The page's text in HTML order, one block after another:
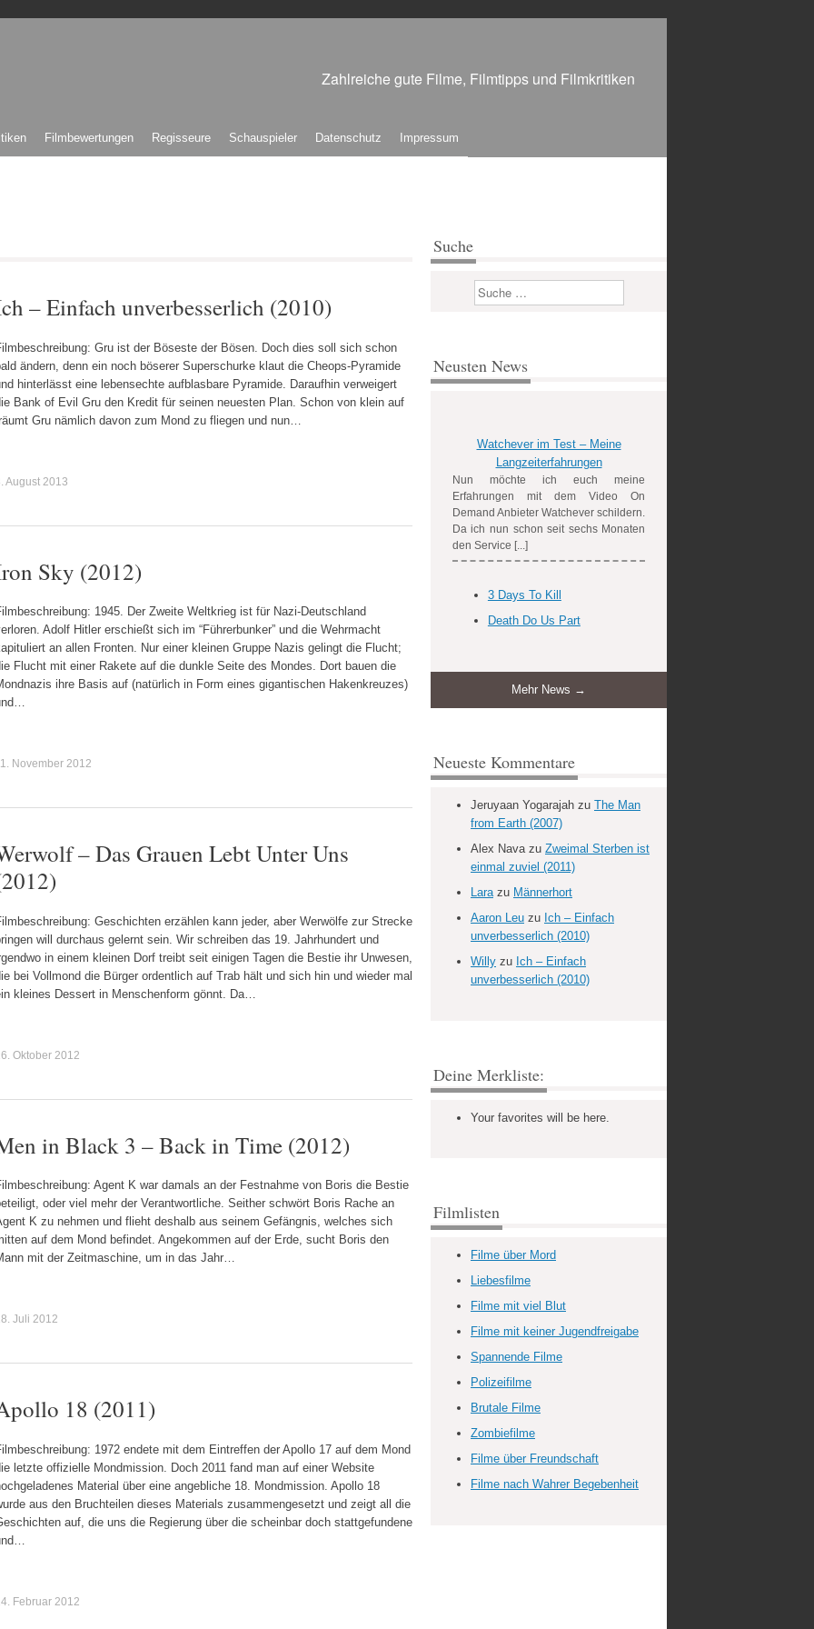
Zahlreiche gute Filme, Filmtipps und Filmkritiken
Filmbewertungen Regisseure Schauspieler Datenschutz Impressum
– Einfach unverbesserlich (2010)
Gru ist der Böseste der Bösen. Doch dies soll sich schon
ändern, denn ein noch böserer Superschurke klaut die Cheops-Pyramide
hinterlässt eine lebensechte aufblasbare Pyramide. Daraufhin verweigert
Bank of Evil Gru den Kredit für seinen neuesten Plan. Schon von klein auf
Gru nämlich davon zum Mond zu fliegen und nun…
August 2013
Sky (2012)
1945. Der Zweite Weltkrieg ist für Nazi-Deutschland
Adolf Hitler erschießt sich im “Führerbunker” und die Wehrmacht
an allen Fronten. Nur einer kleinen Gruppe Nazis gelingt die Flucht;
Flucht mit einer Rakete auf die dunkle Seite des Mondes. Dort bauen die
ihre Basis auf (natürlich in Form eines gigantischen Hakenkreuzes)
November 2012
– Das Grauen Lebt Unter Uns
Geschichten erzählen kann jeder, aber Werwölfe zur Strecke
will durchaus gelernt sein. Wir schreiben das 19. Jahrhundert und
in einem kleinen Dorf treibt seit einigen Tagen die Bestie ihr Unwesen,
bei Vollmond die Bürger ordentlich auf Trab hält und sich hin und wieder mal
kleines Dessert in Menschenform gönnt. Da…
Oktober 2012
in Black 3 – Back in Time (2012)
Agent K war damals an der Festnahme von Boris die Bestie
oder viel mehr der Verantwortliche. Seither schwört Boris Rache an
K zu nehmen und flieht deshalb aus seinem Gefängnis, welches sich
auf dem Mond befindet. Angekommen auf der Erde, sucht Boris den
mit der Zeitmaschine, um in das Jahr…
Juli 2012
18 (2011)
1972 endete mit dem Eintreffen der Apollo 17 auf dem Mond
letzte offizielle Mondmission. Doch 2011 fand man auf einer Website
Material über eine angebliche 18. Mondmission. Apollo 18
aus den Bruchteilen dieses Materials zusammengesetzt und zeigt all die
auf, die uns die Regierung über die scheinbar doch stattgefundene
Februar 2012
Suche
Suchen
Neusten News
Watchever im Test – Meine
Langzeiterfahrungen
Nun möchte ich euch meine
Erfahrungen mit dem Video On
Demand Anbieter Watchever schildern.
Da ich nun schon seit sechs Monaten
den Service [...]
3 Days To Kill
Death Do Us Part
Mehr News →
Neueste Kommentare
Jeruyaan Yogarajah zu The Man
from Earth (2007)
Alex Navazu Zweimal Sterben ist
einmal zuviel (2011)
Larazu Männerhort
Aaron Leu zu Ich – Einfach
unverbesserlich (2010)
Willy zu Ich – Einfach
unverbesserlich (2010)
Deine Merkliste:
Your favorites will be here.
Filmlisten
Filme über Mord
Liebesfilme
Filme mit viel Blut
Filme mit keiner Jugendfreigabe
Spannende Filme
Polizeifilme
Brutale Filme
Zombiefilme
Filme über Freundschaft
Filme nach Wahrer Begebenheit